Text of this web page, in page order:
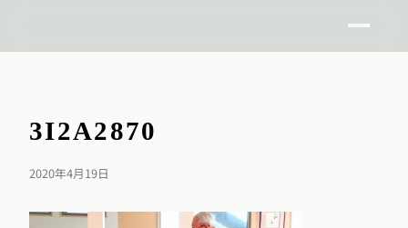
3I2A2870
2020年4月19日